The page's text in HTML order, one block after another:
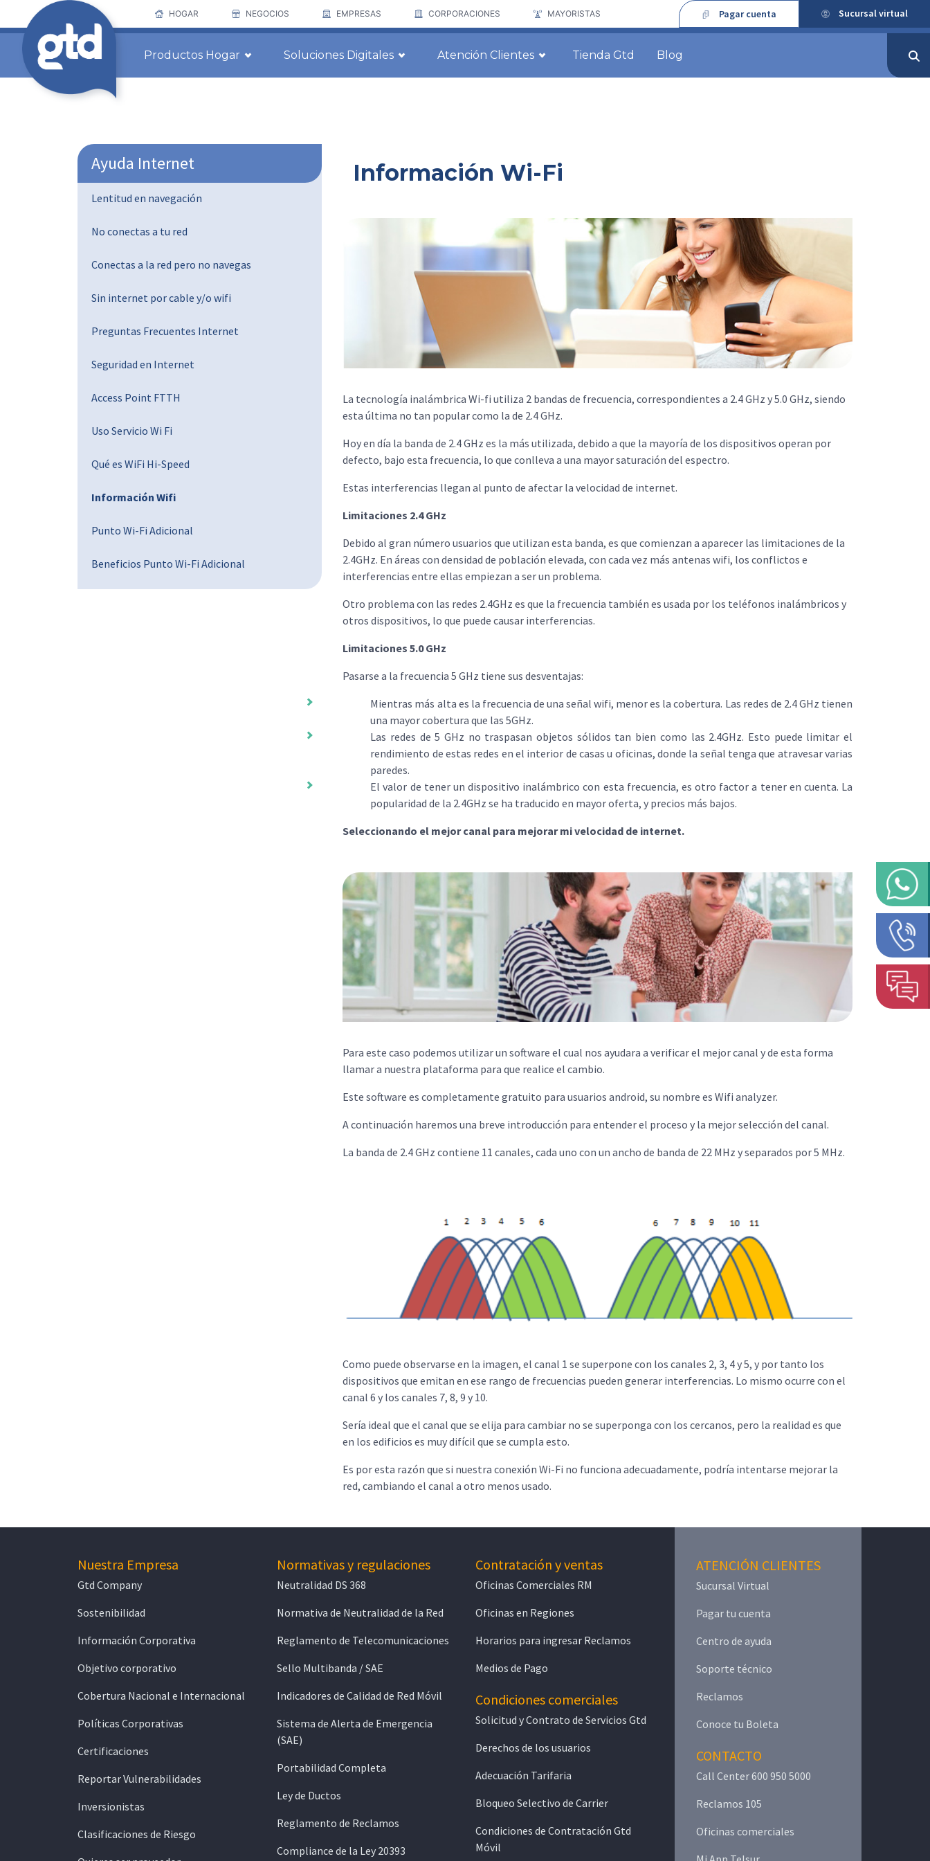
HOGAR NEGOCIOS EMPRESAS CORPORACIONES MAYORISTAS
Productos Hogar Soluciones Digitales Atención Clientes Tienda Gtd Blog
Pagar cuenta Sucursal virtual
Ayuda Internet
Lentitud en navegación
No conectas a tu red
Conectas a la red pero no navegas
Sin internet por cable y/o wifi
Preguntas Frecuentes Internet
Seguridad en Internet
Access Point FTTH
Uso Servicio Wi Fi
Qué es WiFi Hi-Speed
Información Wifi
Punto Wi-Fi Adicional
Beneficios Punto Wi-Fi Adicional
Información Wi-Fi
La tecnología inalámbrica Wi-fi utiliza 2 bandas de frecuencia, correspondientes a 2.4 GHz y 5.0 GHz, siendo
esta última no tan popular como la de 2.4 GHz.
Hoy en día la banda de 2.4 GHz es la más utilizada, debido a que la mayoría de los dispositivos operan por
defecto, bajo esta frecuencia, lo que conlleva a una mayor saturación del espectro.
Estas interferencias llegan al punto de afectar la velocidad de internet.
Limitaciones 2.4 GHz
Debido al gran número usuarios que utilizan esta banda, es que comienzan a aparecer las limitaciones de la
2.4GHz. En áreas con densidad de población elevada, con cada vez más antenas wifi, los conflictos e
interferencias entre ellas empiezan a ser un problema.
Otro problema con las redes 2.4GHz es que la frecuencia también es usada por los teléfonos inalámbricos y
otros dispositivos, lo que puede causar interferencias.
Limitaciones 5.0 GHz
Pasarse a la frecuencia 5 GHz tiene sus desventajas:
Mientras más alta es la frecuencia de una señal wifi, menor es la cobertura. Las redes de 2.4 GHz tienen
una mayor cobertura que las 5GHz.
Las redes de 5 GHz no traspasan objetos sólidos tan bien como las 2.4GHz. Esto puede limitar el
rendimiento de estas redes en el interior de casas u oficinas, donde la señal tenga que atravesar varias
paredes.
El valor de tener un dispositivo inalámbrico con esta frecuencia, es otro factor a tener en cuenta. La
popularidad de la 2.4GHz se ha traducido en mayor oferta, y precios más bajos.
Seleccionando el mejor canal para mejorar mi velocidad de internet.
Para este caso podemos utilizar un software el cual nos ayudara a verificar el mejor canal y de esta forma
llamar a nuestra plataforma para que realice el cambio.
Este software es completamente gratuito para usuarios android, su nombre es Wifi analyzer.
A continuación haremos una breve introducción para entender el proceso y la mejor selección del canal.
La banda de 2.4 GHz contiene 11 canales, cada uno con un ancho de banda de 22 MHz y separados por 5 MHz.
Como puede observarse en la imagen, el canal 1 se superpone con los canales 2, 3, 4 y 5, y por tanto los
dispositivos que emitan en ese rango de frecuencias pueden generar interferencias. Lo mismo ocurre con el
canal 6 y los canales 7, 8, 9 y 10.
Sería ideal que el canal que se elija para cambiar no se superponga con los cercanos, pero la realidad es que
en los edificios es muy difícil que se cumpla esto.
Es por esta razón que si nuestra conexión Wi-Fi no funciona adecuadamente, podría intentarse mejorar la
red, cambiando el canal a otro menos usado.
Nuestra Empresa
Gtd Company
Sostenibilidad
Información Corporativa
Objetivo corporativo
Cobertura Nacional e Internacional
Políticas Corporativas
Certificaciones
Reportar Vulnerabilidades
Inversionistas
Clasificaciones de Riesgo
Normativas y regulaciones
Neutralidad DS 368
Normativa de Neutralidad de la Red
Reglamento de Telecomunicaciones
Sello Multibanda / SAE
Indicadores de Calidad de Red Móvil
Sistema de Alerta de Emergencia
(SAE)
Portabilidad Completa
Ley de Ductos
Reglamento de Reclamos
Compliance de la Ley 20393
Contratación y ventas
Oficinas Comerciales RM
Oficinas en Regiones
Horarios para ingresar Reclamos
Medios de Pago
Condiciones comerciales
Solicitud y Contrato de Servicios Gtd
Derechos de los usuarios
Adecuación Tarifaria
Bloqueo Selectivo de Carrier
Condiciones de Contratación Gtd
Móvil
ATENCIÓN CLIENTES
Sucursal Virtual
Pagar tu cuenta
Centro de ayuda
Soporte técnico
Reclamos
Conoce tu Boleta
CONTACTO
Call Center 600 950 5000
Reclamos 105
Oficinas comerciales